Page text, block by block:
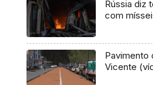
Rússia diz
com
Pavimento
Vicente